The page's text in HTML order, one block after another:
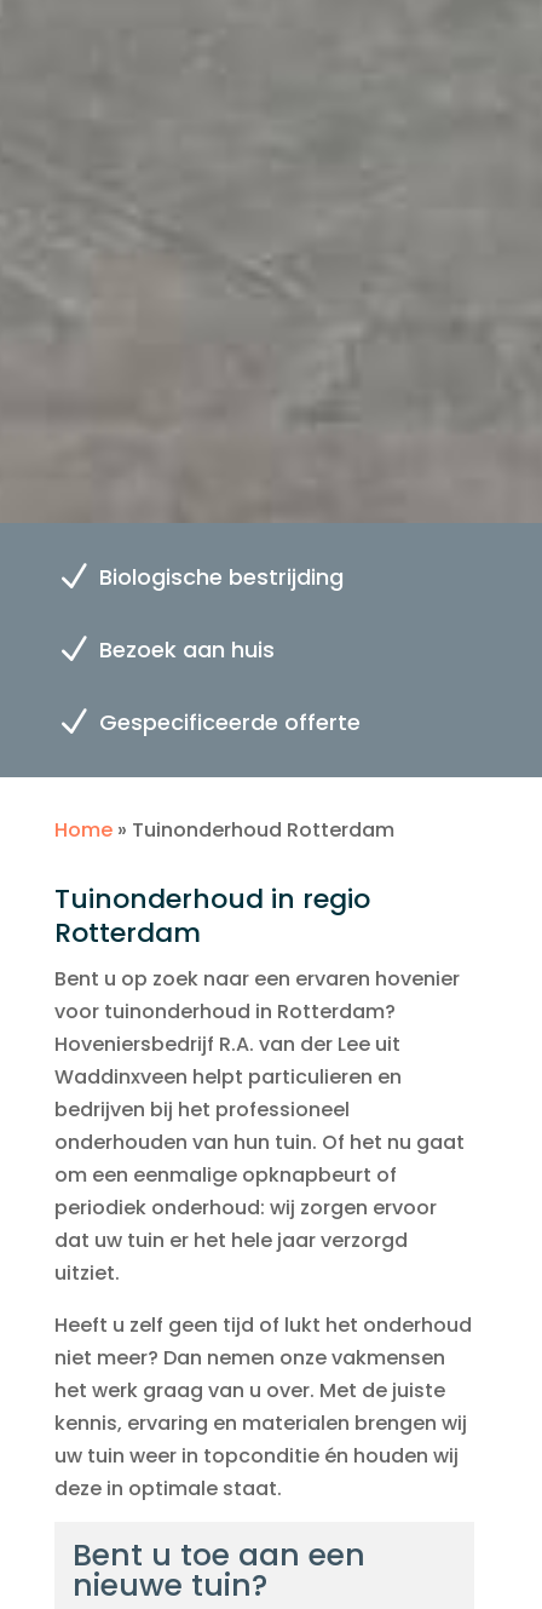
N Biologische bestrijding
N Bezoek aan huis
N Gespecificeerde offerte
Home» Tuinonderhoud Rotterdam
Tuinonderhoud in regio
Rotterdam
Bent u op zoek naar een ervaren hovenier
voor tuinonderhoud in Rotterdam?
Hoveniersbedrijf R.A. van der Lee uit
Waddinxveen helpt particulieren en
bedrijven bij het professioneel
onderhouden van hun tuin. Of het nu gaat
om een eenmalige opknapbeurt of
periodiek onderhoud: wij zorgen ervoor
dat uw tuin er het hele jaar verzorgd
uitziet.
Heeft u zelf geen tijd of lukt het onderhoud
niet meer? Dan nemen onze vakmensen
het werk graag van u over. Met de juiste
kennis, ervaring en materialen brengen wij
uw tuin weer in topconditie én houden wij
deze in optimale staat.
Bent u toe aan een
nieuwe tuin?